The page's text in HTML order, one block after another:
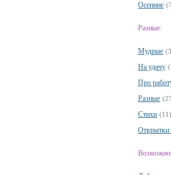
Осенние
Разные:
Мудрые
На удачу
Про
Разные
Стихи (11)
Открытки